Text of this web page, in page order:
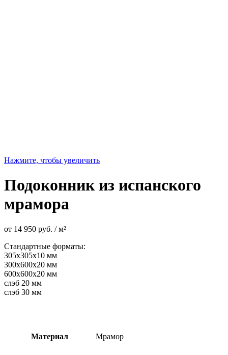
Нажмите, чтобы увеличить
Подоконник из испанского
мрамора
от 14 950 руб. / м²
Стандартные форматы:
305х305х10 мм
300х600х20 мм
600х600х20 мм
слэб 20 мм
слэб 30 мм
Материал Мрамор